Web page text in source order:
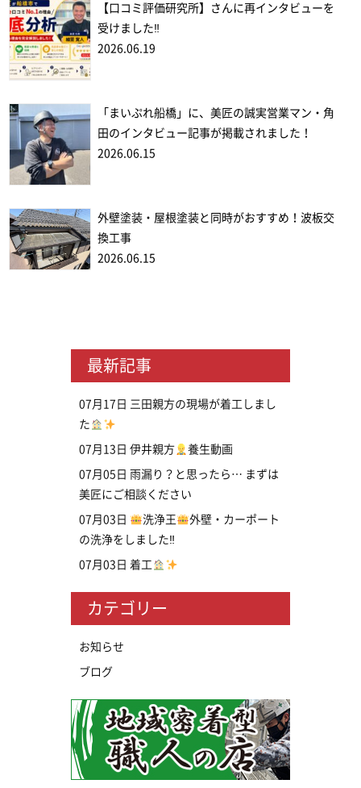
【口コミ評価研究所】さんに再インタビューを
受けました‼
2026.06.19
「まいぷれ船橋」に、美匠の誠実営業マン・角
田のインタビュー記事が掲載されました！
2026.06.15
外壁塗装・屋根塗装と同時がおすすめ！波板交
換工事
2026.06.15
最新記事
07月17日 三田親方の現場が着工しまし
た
07月13日 伊井親方 養生動画
07月05日 雨漏り？と思ったら… まずは
美匠にご相談ください
07月03日 洗浄王
外壁・カーポート
の洗浄をしました‼
07月03日 着工
カテゴリー
お知らせ
ブログ